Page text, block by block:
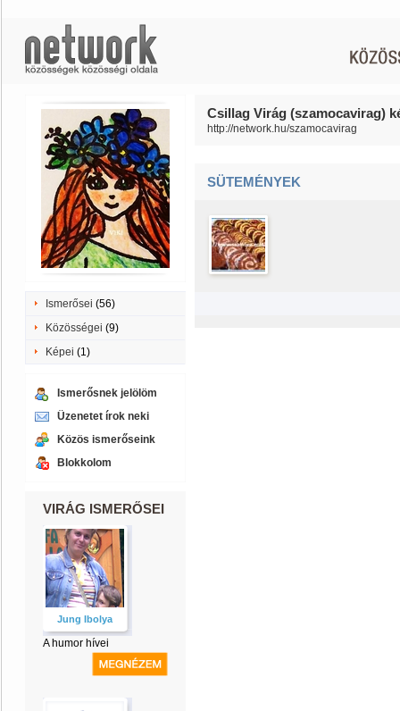
Ismerősei (56)
Közösségei (9)
Képei (1)
Ismerősnek jelölöm
Üzenetet írok neki
Közös ismerőseink
Blokkolom
VIRÁG ISMERŐSEI
Jung Ibolya
A humor hívei
Csillag Virág (szamocavirag)
http://network.hu/szamocavirag
SÜTEMÉNYEK